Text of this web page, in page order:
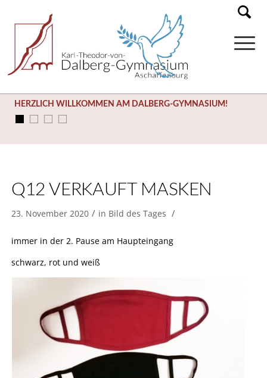
HERZLICH WILLKOMMEN AM DALBERG-GYMNASIUM!
Q12 VERKAUFT MASKEN
23. November 2020 / in Bild des Tages /
immer in der 2. Pause am Haupteingang
schwarz, rot und weiß